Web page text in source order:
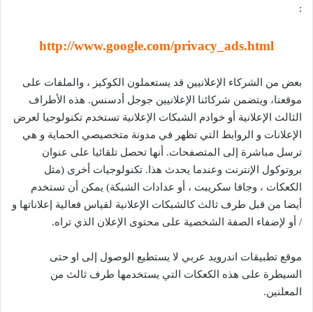
:
http://www.google.com/privacy_ads.html
بعض من الشركاء الإعلانيين قد يستعملون الكوكيز ، والملفات على
موقعنا، ويتضمن شركائنا الإعلانيين جوجل أدسنس. هذه الأطراف
الثالث الإعلانية أو خوادم الشبكات الإعلانية تستخدم تكنولوجيا لعرض
الإعلانات و الروابط التي تظهر في مدونة متخصيصي الحماية و هي
ترسل مباشرة إلى المتصفحات. أنها تحصل تلقائيا على عنوان
بروتوكول الإنترنت وعندما يحدث هذا. تكنولوجيات أخرى (مثل
الكعكات ، وجافا سكريبت ، أو عدادات الشبكة) يمكن أن تستخدم
أيضا من قبل طرف ثالث كالشبكات الإعلانية لقياس فعالية إعلاناتها و
/ أو لإضفاء الصفة الشخصية على محتوى الإعلان الذي تراه.
موقع تطبيقات اندرويد عربي لا يستطيع الوصول إلى او حتى
السيطرة على هذه الكعكات التي يستخدمها طرف ثالث من
المعلنين.